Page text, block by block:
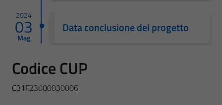
2024
03
Mag
Data conclusione del progetto
Codice CUP
C31F23000030006